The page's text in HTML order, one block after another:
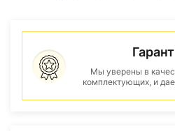
Мы уверены в
комплектующих, и